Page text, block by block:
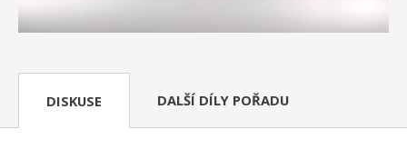
DISKUSE DALŠÍ DÍLY POŘADU